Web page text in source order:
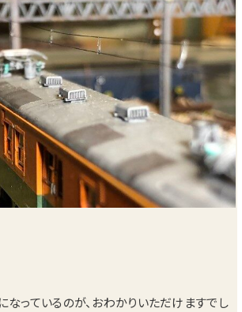
なっているのが、おわかりいただけますでし